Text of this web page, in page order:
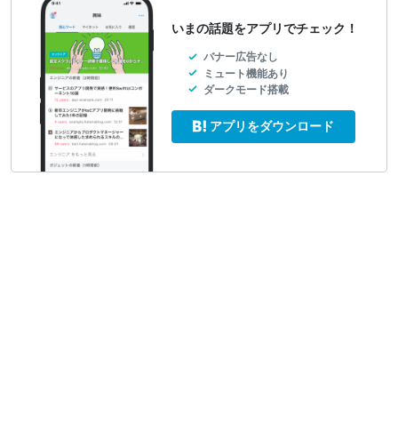
いまの話題をアプリでチェック！
バナー広告なし
ミュート機能あり
ダークモード搭載
アプリをダウンロード